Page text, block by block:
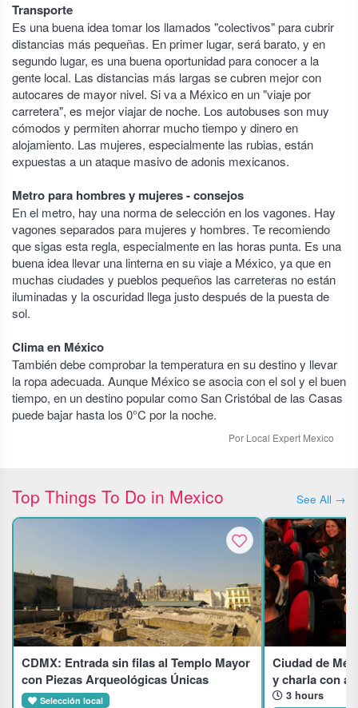
Transporte
Es una buena idea tomar los llamados "colectivos" para cubrir
distancias más pequeñas. En primer lugar, será barato, y en
segundo lugar, es una buena oportunidad para conocer a la
gente local. Las distancias más largas se cubren mejor con
autocares de mayor nivel. Si va a México en un "viaje por
carretera", es mejor viajar de noche. Los autobuses son muy
cómodos y permiten ahorrar mucho tiempo y dinero en
alojamiento. Las mujeres, especialmente las rubias, están
expuestas a un ataque masivo de adonis mexicanos.
Metro para hombres y mujeres - consejos
En el metro, hay una norma de selección en los vagones. Hay
vagones separados para mujeres y hombres. Te recomiendo
que sigas esta regla, especialmente en las horas punta. Es una
buena idea llevar una linterna en su viaje a México, ya que en
muchas ciudades y pueblos pequeños las carreteras no están
iluminadas y la oscuridad llega justo después de la puesta de
sol.
Clima en México
También debe comprobar la temperatura en su destino y llevar
la ropa adecuada. Aunque México se asocia con el sol y el buen
tiempo, en un destino popular como San Cristóbal de las Casas
puede bajar hasta los 0°C por la noche.
Por Local Expert Mexico
Top Things To Do in Mexico See All →
CDMX: Entrada sin filas al Templo Mayor
con Piezas Arqueológicas Únicas
Selección local
Ciudad de
y charla con
3 hours